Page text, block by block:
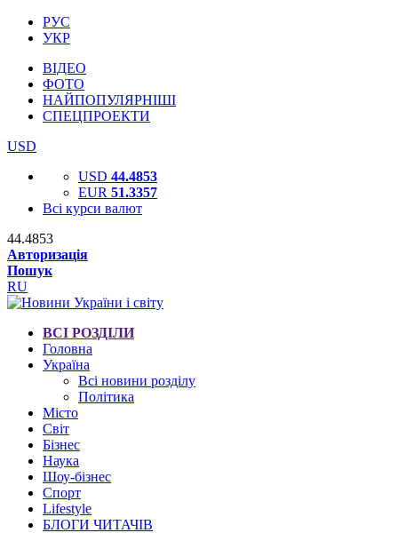
РУС
УКР
ВІДЕО
ФОТО
НАЙПОПУЛЯРНІШІ
СПЕЦПРОЕКТИ
USD
USD 44.4853
EUR 51.3357
Всі курси валют
44.4853
Авторизація
Пошук
RU
ВСІ РОЗДІЛИ
Головна
Україна
Всі новини розділу
Політика
Місто
Світ
Бізнес
Наука
Шоу-бізнес
Спорт
Lifestyle
БЛОГИ ЧИТАЧІВ